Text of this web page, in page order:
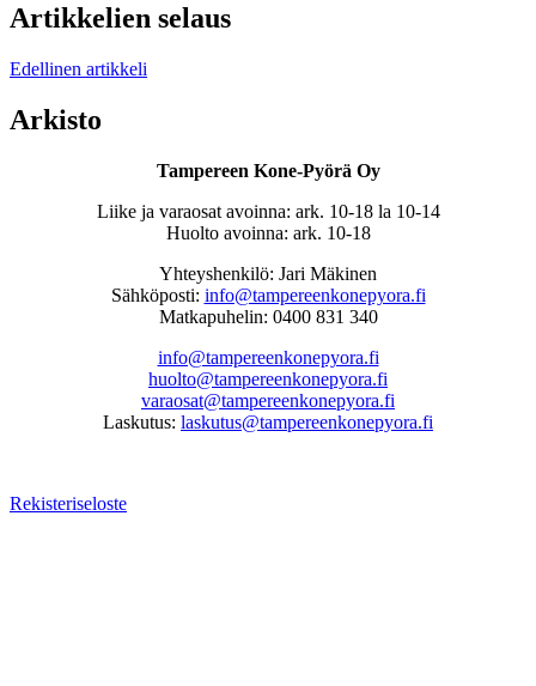
Artikkelien selaus
Edellinen artikkeli
Arkisto
Tampereen Kone-Pyörä Oy
Liike ja varaosat avoinna: ark. 10-18 la 10-14
Huolto avoinna: ark. 10-18
Yhteyshenkilö: Jari Mäkinen
Sähköposti: info@tampereenkonepyora.fi
Matkapuhelin: 0400 831 340
info@tampereenkonepyora.fi
huolto@tampereenkonepyora.fi
varaosat@tampereenkonepyora.fi
Laskutus: laskutus@tampereenkonepyora.fi
Rekisteriseloste